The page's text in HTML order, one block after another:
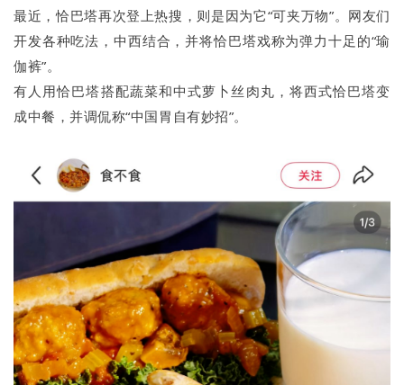
最近，恰巴塔再次登上热搜，则是因为它“可夹万物”。网友们
开发各种吃法，中西结合，并将恰巴塔戏称为弹力十足的“瑜
伽裤”。
有人用恰巴塔搭配蔬菜和中式萝卜丝肉丸，将西式恰巴塔变
成中餐，并调侃称“中国胃自有妙招”。